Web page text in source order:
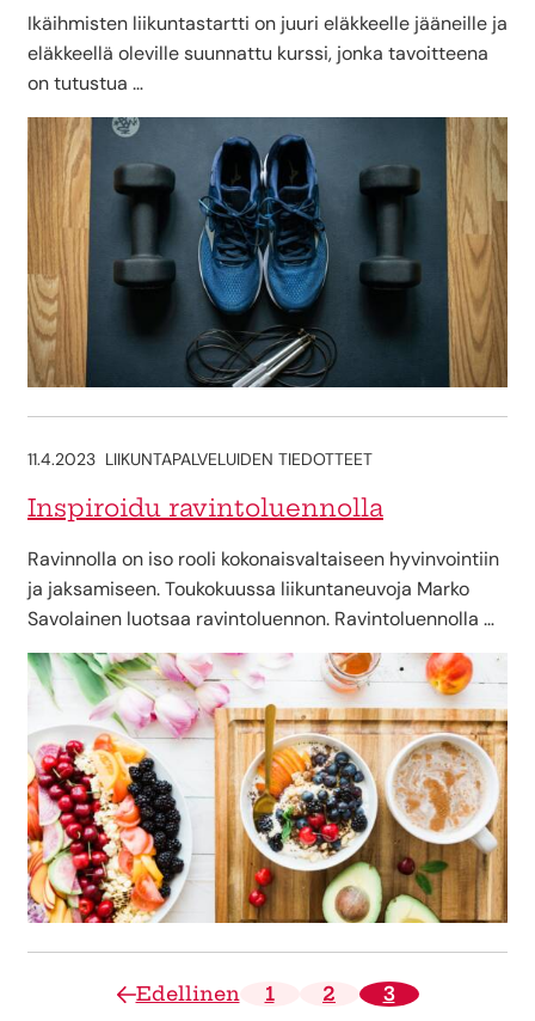
Ikäihmisten liikuntastartti on juuri eläkkeelle jääneille ja
eläkkeellä oleville suunnattu kurssi, jonka tavoitteena
on tutustua …
11.4.2023 LIIKUNTAPALVELUIDEN TIEDOTTEET
Inspiroidu ravintoluennolla
Ravinnolla on iso rooli kokonaisvaltaiseen hyvinvointiin
ja jaksamiseen. Toukokuussa liikuntaneuvoja Marko
Savolainen luotsaa ravintoluennon. Ravintoluennolla …
Edellinen 1 2 3